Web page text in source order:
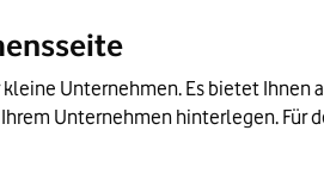
Unternehmen. Es bietet
Unternehmen hinterlegen. Für